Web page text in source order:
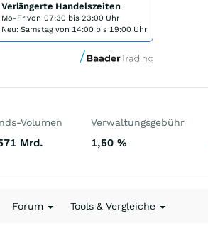
Verlängerte Handelszeiten
Mo-Fr von 07:30 bis 23:00 Uhr
Neu: Samstag von 14:00 bis 19:00 Uhr
Volumen
Mrd.
Verwaltungsgebühr
1,50%
Forum Tools & Vergleiche